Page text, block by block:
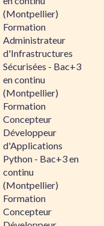
(Montpellier)
Formation
Administrateur
d'Infrastructures
Sécurisées - Bac+3
en continu
(Montpellier)
Formation
Concepteur
Développeur
d'Applications
Python - Bac+3 en
continu
(Montpellier)
Formation
Concepteur